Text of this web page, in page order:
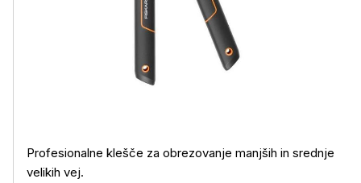
Profesionalne klešče za obrezovanje manjših in srednje
velikih vej.